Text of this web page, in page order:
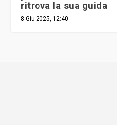
ritrova la sua guida
8 Giu 2025, 12:40